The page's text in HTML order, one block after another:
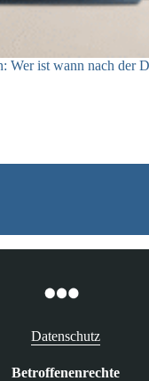
Wer ist wann nach der
Datenschutz
Betroffenenrechte